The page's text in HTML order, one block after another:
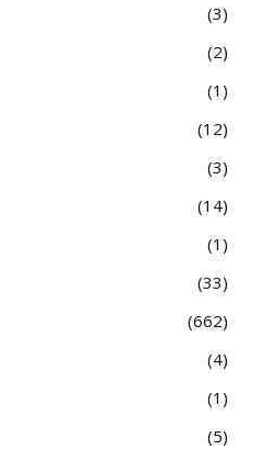
3
2
1
12
3
14
1
33
662
4
1
5